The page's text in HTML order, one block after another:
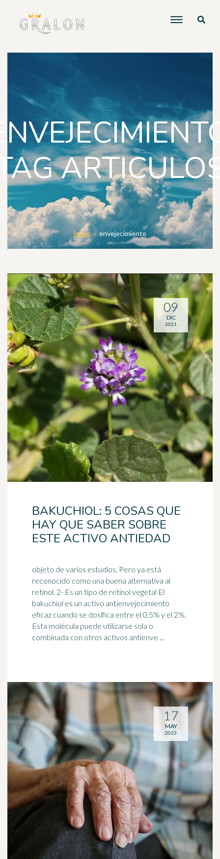
Inicio envejecimiento
BAKUCHIOL: 5 COSAS QUE
HAY QUE SABER SOBRE
ESTE ACTIVO ANTIEDAD
objeto de varios estudios. Pero ya está
reconocido como una buena alternativa al
retinol. 2- Es un tipo de retinol vegetal El
bakuchiol es un activo antienvejecimiento
eficaz cuando se dosifica entre el 0,5% y el 2%.
Esta molécula puede utilizarse sola o
combinada con otros activos antienve ...
09
DIC
2021
17
MAY
2023